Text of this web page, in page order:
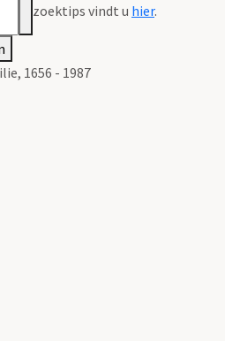
zoektips vindt u hier.
1656 - 1987